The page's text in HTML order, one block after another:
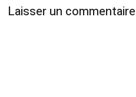
Laisser un commentaire